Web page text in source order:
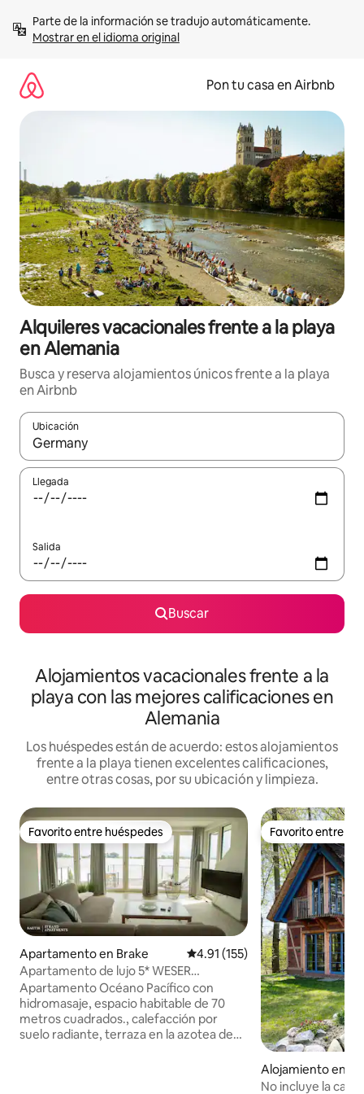
contenidoMostrar en el idioma original
Pon tu casa en Airbnb
Alquileres vacacionales frente a la playa
en Alemania
Busca y reserva alojamientos únicos frente a la playa
en Airbnb
Ubicación
Cuando los resultados estén disponibles, navega con las
Llegada
Salida
Buscar
Alojamientos vacacionales frente a la
playa con las mejores calificaciones en
Alemania
Los huéspedes están de acuerdo: estos alojamientos
frente a la playa tienen excelentes calificaciones,
entre otras cosas, por su ubicación y limpieza.
Favorito entre huéspedes
Favorito entre huéspedes
Apartamento en Brake Calificación promedio: 4.91 de
4.91 (155)
Apartamento de lujo 5* WESER
WELLNESS WHIRLPOOL
Apartamento Océano Pacífico con
hidromasaje, espacio habitable de 70
metros cuadrados., calefacción por
suelo radiante, terraza en la azotea de
Favorito entre
Favorito entre
Alojamiento en
No incluye la